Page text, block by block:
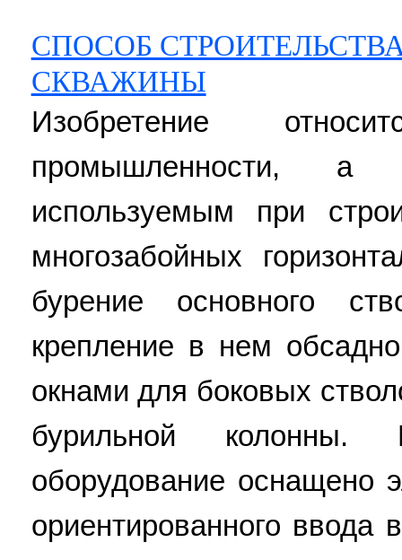
СПОСОБ
СКВАЖИНЫ
Изобретение
промышленности,
используемым при
многозабойных
бурение основного
крепление в нем
окнами для боковых
бурильной
оборудование оснащено
ориентированного ввода